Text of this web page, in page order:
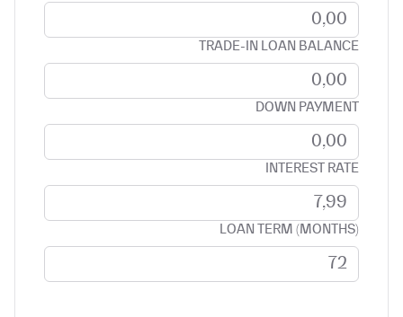
TRADE-IN LOAN BALANCE
DOWN PAYMENT
INTEREST RATE
LOAN TERM (MONTHS)